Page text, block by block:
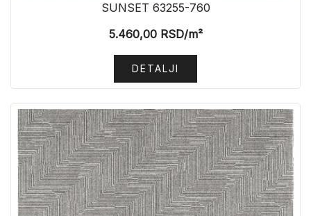
SUNSET 63255-760
5.460,00RSD/m²
DETALJI